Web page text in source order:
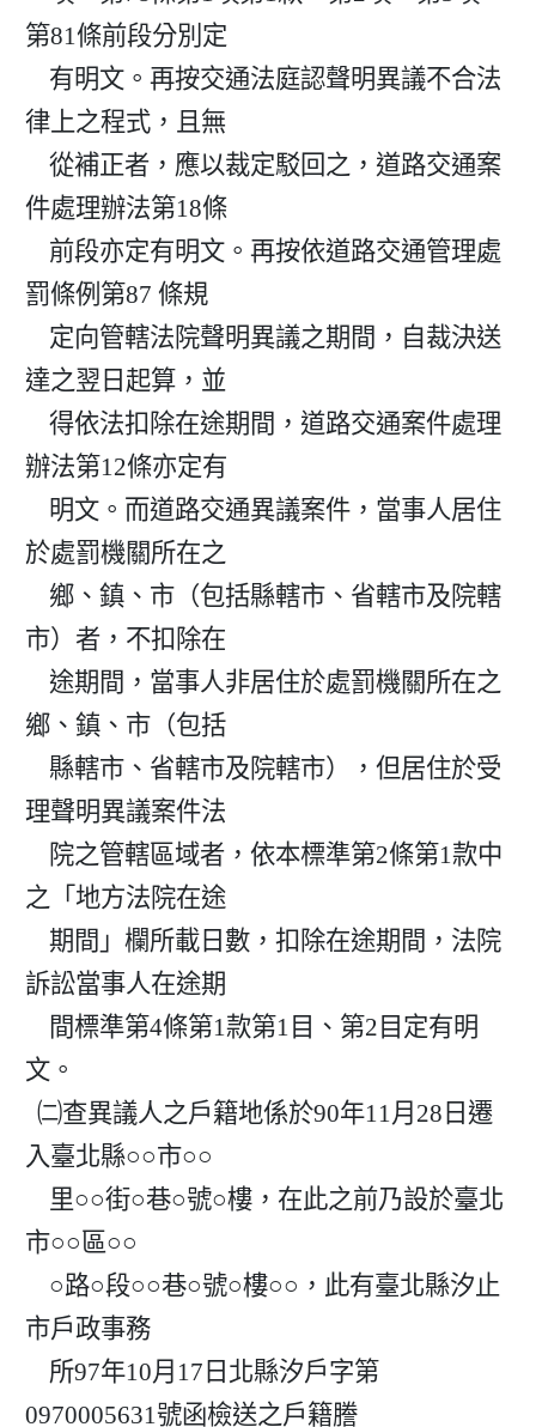
第81條前段分別定
律上之程式，且無
    從補正者，應以裁定駁回之，道路交通案
件處理辦法第18條
罰條例第87 條規
達之翌日起算，並
    得依法扣除在途期間，道路交通案件處理
辦法第12條亦定有
於處罰機關所在之
市）者，不扣除在
鄉、鎮、市（包括
理聲明異議案件法
之「地方法院在途
    期間」欄所載日數，扣除在途期間，法院
訴訟當事人在途期
文。
  ㈡查異議人之戶籍地係於90年11月28日遷
入臺北縣○○市○○
市○○區○○
市戶政事務
0970005631號函檢送之戶籍謄